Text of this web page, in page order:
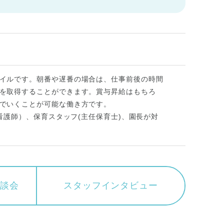
ルです。朝番や遅番の場合は、仕事前後の時間
取得することができます。賞与昇給はもちろ
いくことが可能な働き方です。
師）、保育スタッフ(主任保育士)、園長が対
会 スタッフ インタビュー